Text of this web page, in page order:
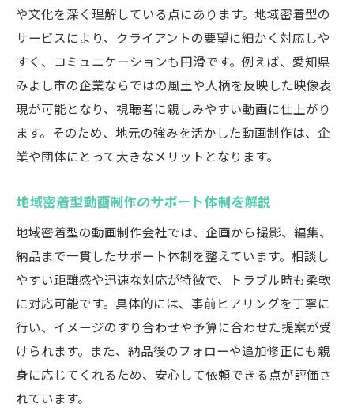
や文化を深く理解している点にあります。地域密着型の
サービスにより、クライアントの要望に細かく対応しや
すく、コミュニケーションも円滑です。例えば、愛知県
みよし市の企業ならではの風土や人柄を反映した映像表
現が可能となり、視聴者に親しみやすい動画に仕上がり
ます。そのため、地元の強みを活かした動画制作は、企
業や団体にとって大きなメリットとなります。
地域密着型動画制作のサポート体制を解説
地域密着型の動画制作会社では、企画から撮影、編集、
納品まで一貫したサポート体制を整えています。相談し
やすい距離感や迅速な対応が特徴で、トラブル時も柔軟
に対応可能です。具体的には、事前ヒアリングを丁寧に
行い、イメージのすり合わせや予算に合わせた提案が受
けられます。また、納品後のフォローや追加修正にも親
身に応じてくれるため、安心して依頼できる点が評価さ
れています。